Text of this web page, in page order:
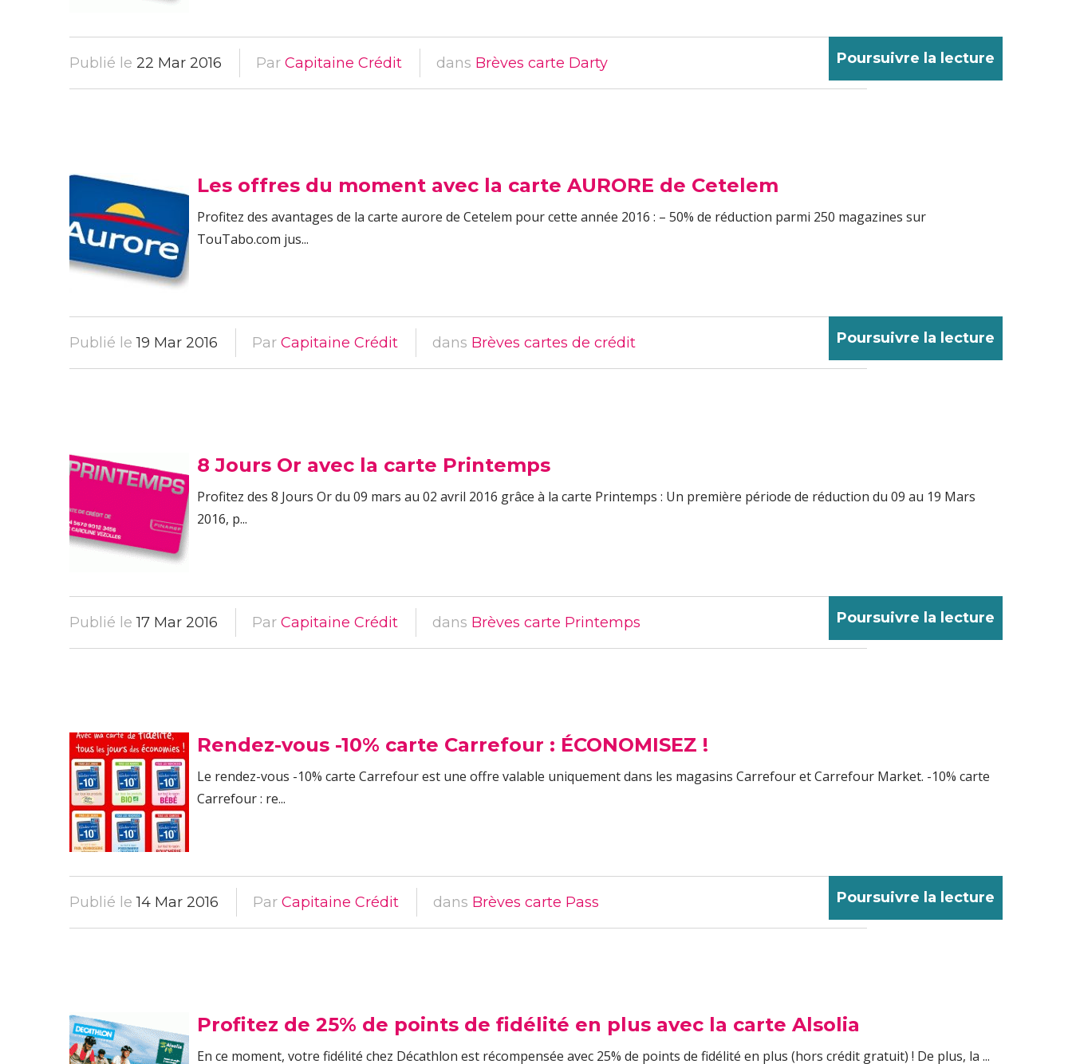
Publié le 22 Mar 2016 Par Capitaine Crédit dans Brèves carte Darty Poursuivre la lecture
Les offres du moment avec la carte AURORE de Cetelem
Profitez des avantages de la carte aurore de Cetelem pour cette année 2016 : – 50% de réduction parmi 250 magazines sur
TouTabo.com jus...
Publié le19 Mar 2016 Par Capitaine Crédit dans Brèves cartes de crédit Poursuivre la lecture
8 Jours Or avec la carte Printemps
Profitez des 8 Jours Or du 09 mars au 02 avril 2016 grâce à la carte Printemps : Un première période de réduction du 09 au 19 Mars
2016, p...
Publié le17 Mar 2016 Par Capitaine Crédit dans Brèves carte Printemps Poursuivre la lecture
Rendez-vous -10% carte Carrefour : ÉCONOMISEZ !
Le rendez-vous -10% carte Carrefour est une offre valable uniquement dans les magasins Carrefour et Carrefour Market. -10% carte
Carrefour : re...
Publié le14 Mar 2016 Par Capitaine Crédit dans Brèves carte Pass Poursuivre la lecture
Profitez de 25% de points de fidélité en plus avec la carte Alsolia
En ce moment, votre fidélité chez Décathlon est récompensée avec 25% de points de fidélité en plus (hors crédit gratuit) ! De plus, la ...